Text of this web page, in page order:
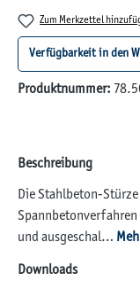
Zum Merkzettel
Verfügbarkeit in den
Produktnummer:
Beschreibung
Die Stahlbeton-
Spannbetonverfahren
und ausgeschal…
Downloads